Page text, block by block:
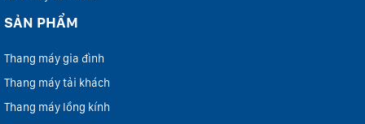
SẢN PHẨM
Thang máy gia đình
Thang máy tải khách
Thang máy lồng kính